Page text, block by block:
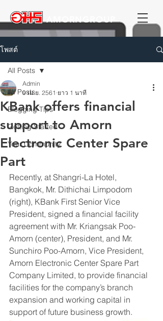
AMORNGROUP
โพสต์
All Posts
Blogging Tips
Getting Started
Your Community
All Posts
KBank offers financial
support to Amorn
Electronic Center Spare
Part
Admin
9 เม.ย. 2561 ยาว 1 นาที
Recently, at Shangri-La Hotel,
Bangkok, Mr. Dithichai Limpodom
(right), KBank First Senior Vice
President, signed a financial facility
agreement with Mr. Kriangsak Poo-
Amorn (center), President, and Mr.
Sunchiro Poo-Amorn, Vice President,
Amorn Electronic Center Spare Part
Company Limited, to provide financial
facilities for the company’s branch
expansion and working capital in
support of future business growth. ​